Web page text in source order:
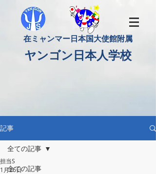
​在ミャンマー日本国大使館附属
​ヤンゴン日本人学校
記事
全ての記事
全ての記事
担当S
1月26日